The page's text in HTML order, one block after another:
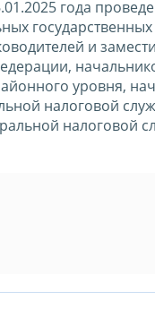
года
и
уровня,
налоговой
налоговой